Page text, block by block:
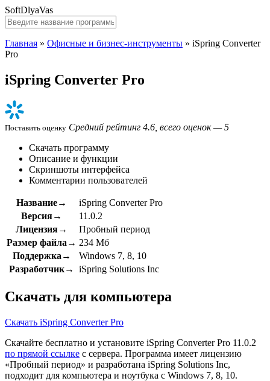
SoftDlyaVas
Главная » Офисные и бизнес-инструменты » iSpring Converter
Pro
iSpring Converter Pro
Поставить оценку Средний рейтинг 4.6, всего оценок — 5
Скачать программу
Описание и функции
Скриншоты интерфейса
Комментарии пользователей
Название→
iSpring Converter Pro
Версия→
11.0.2
Лицензия→
Пробный период
Размер файла→ 234 Мб
Поддержка→
Windows 7, 8, 10
Разработчик→
iSpring Solutions Inc
Скачать для компьютера
Скачать iSpring Converter Pro
Скачайте бесплатно и установите iSpring Converter Pro 11.0.2
по прямой ссылке с сервера. Программа имеет лицензию
«Пробный период» и разработана iSpring Solutions Inc,
подходит для компьютера и ноутбука с Windows 7, 8, 10.